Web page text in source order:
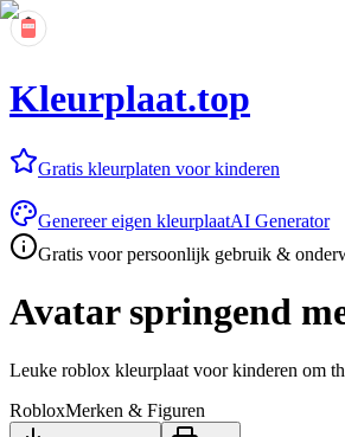
Kleurplaat.top
Gratis kleurplaten voor kinderen
Genereer eigen kleurplaatAI Generator
Gratis voor persoonlijk gebruik &
Avatar springend
Leuke roblox kleurplaat voor kinderen om
RobloxMerken & Figuren